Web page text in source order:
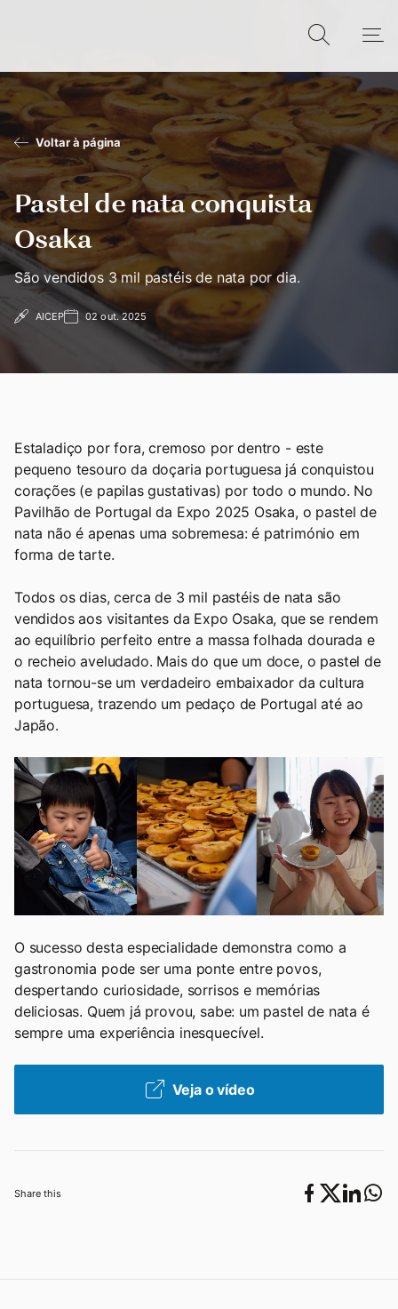
Voltar à página
Pastel de nata conquista
Osaka
São vendidos 3 mil pastéis de nata por dia.
AICEP 02 out. 2025
Share this
Estaladiço por fora, cremoso por dentro - este
pequeno tesouro da doçaria portuguesa já conquistou
corações (e papilas gustativas) por todo o mundo. No
Pavilhão de Portugal da Expo 2025 Osaka, o pastel de
nata não é apenas uma sobremesa: é património em
forma de tarte.
Todos os dias, cerca de 3 mil pastéis de nata são
vendidos aos visitantes da Expo Osaka, que se rendem
ao equilíbrio perfeito entre a massa folhada dourada e
o recheio aveludado. Mais do que um doce, o pastel de
nata tornou-se um verdadeiro embaixador da cultura
portuguesa, trazendo um pedaço de Portugal até ao
Japão.
O sucesso desta especialidade demonstra como a
gastronomia pode ser uma ponte entre povos,
despertando curiosidade, sorrisos e memórias
deliciosas. Quem já provou, sabe: um pastel de nata é
sempre uma experiência inesquecível.
Veja o vídeo